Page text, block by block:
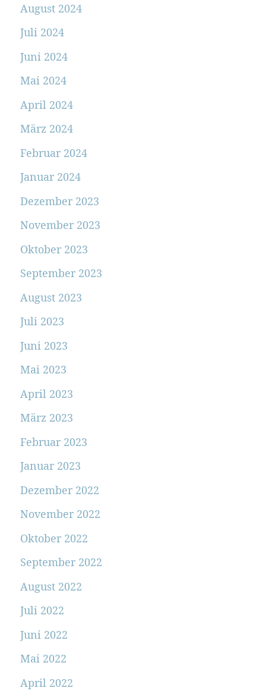
August 2024
Juli 2024
Juni 2024
Mai 2024
April 2024
März 2024
Februar 2024
Januar 2024
Dezember 2023
November 2023
Oktober 2023
September 2023
August 2023
Juli 2023
Juni 2023
Mai 2023
April 2023
März 2023
Februar 2023
Januar 2023
Dezember 2022
November 2022
Oktober 2022
September 2022
August 2022
Juli 2022
Juni 2022
Mai 2022
April 2022